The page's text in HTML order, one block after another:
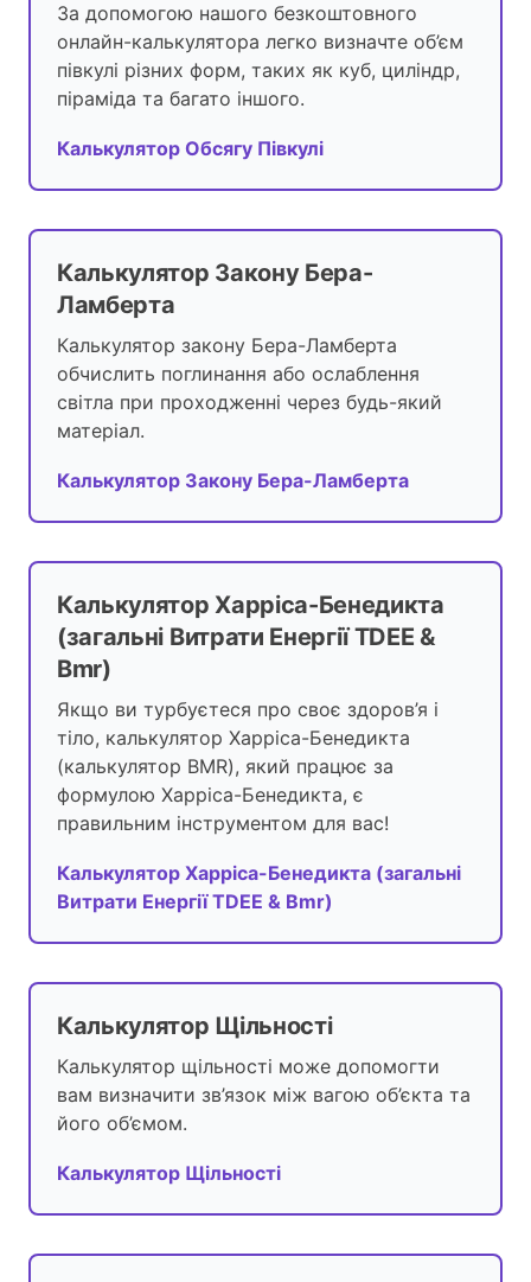
За допомогою нашого безкоштовного
онлайн-калькулятора легко визначте об’єм
півкулі різних форм, таких як куб, циліндр,
піраміда та багато іншого.
Калькулятор Обсягу Півкулі
Калькулятор Закону Бера-
Ламберта
Калькулятор закону Бера-Ламберта
обчислить поглинання або ослаблення
світла при проходженні через будь-який
матеріал.
Калькулятор Закону Бера-Ламберта
Калькулятор Харріса-Бенедикта
(загальні Витрати Енергії TDEE &
Bmr)
Якщо ви турбуєтеся про своє здоров’я і
тіло, калькулятор Харріса-Бенедикта
(калькулятор BMR), який працює за
формулою Харріса-Бенедикта, є
правильним інструментом для вас!
Калькулятор Харріса-Бенедикта (загальні
Витрати Енергії TDEE & Bmr)
Калькулятор Щільності
Калькулятор щільності може допомогти
вам визначити зв’язок між вагою об’єкта та
його об’ємом.
Калькулятор Щільності